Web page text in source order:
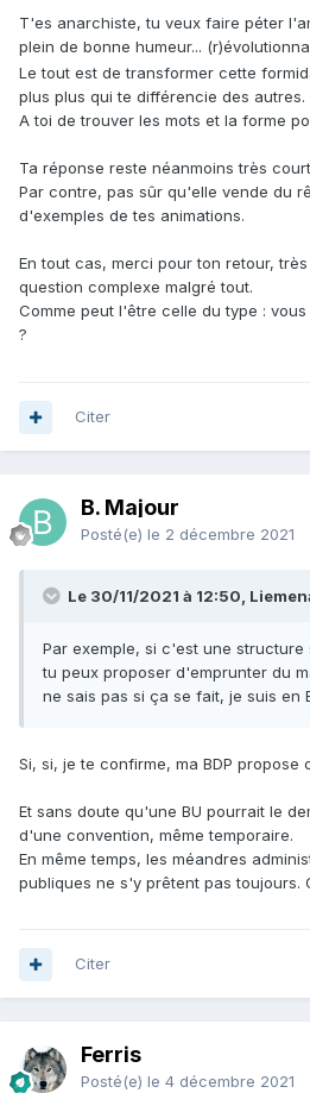
T'es anarchiste, tu veux faire péter
plein de bonne humeur...
Le tout est de transformer cette
plus plus qui te différencie des autres.
A toi de trouver les mots et la forme
Ta réponse reste néanmoins très
Par contre, pas sûr qu'elle vende du
d'exemples de tes animations.
En tout cas, merci pour ton retour,
question complexe malgré tout.
Comme peut l'être celle du type :
?
Citer
B. Majour
Posté(e) le 2 décembre 2021
Le 30/11/2021 à 12:50,
Par exemple, si c'est une
tu peux proposer d'emprunter du
ne sais pas si ça se fait, je suis en
Si, si, je te confirme, ma BDP propose
Et sans doute qu'une BU pourrait le
d'une convention, même temporaire.
En même temps, les méandres
publiques ne s'y prêtent pas toujours.
Citer
Ferris
Posté(e) le 4 décembre 2021